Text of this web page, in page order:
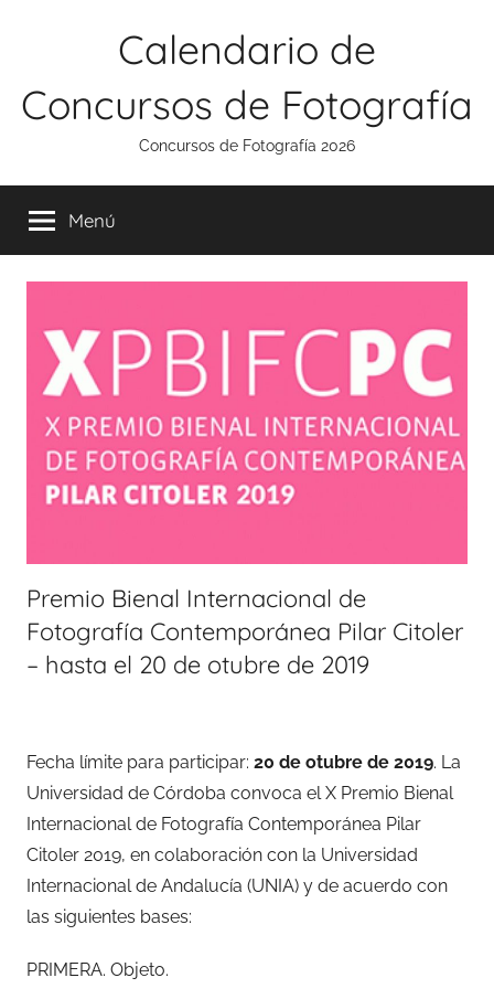
Calendario de
Concursos de Fotografía
Concursos de Fotografía 2026
Menú
Premio Bienal Internacional de
Fotografía Contemporánea Pilar Citoler
– hasta el 20 de otubre de 2019
Fecha límite para participar: 20 de otubre de 2019. La
Universidad de Córdoba convoca el X Premio Bienal
Internacional de Fotografía Contemporánea Pilar
Citoler 2019, en colaboración con la Universidad
Internacional de Andalucía (UNIA) y de acuerdo con
las siguientes bases:
PRIMERA. Objeto.